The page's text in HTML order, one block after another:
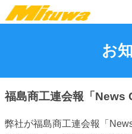
お
福島商工連会報「News
弊社が福島商工連会報「